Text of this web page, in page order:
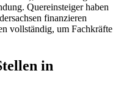
Quereinsteiger haben
finanzieren
vollständig, um Fachkräfte
in